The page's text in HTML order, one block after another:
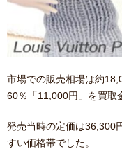
市場での販売相場は約
60％「11,000円」を買取
発売当時の定価は36,300
すい価格帯でした。